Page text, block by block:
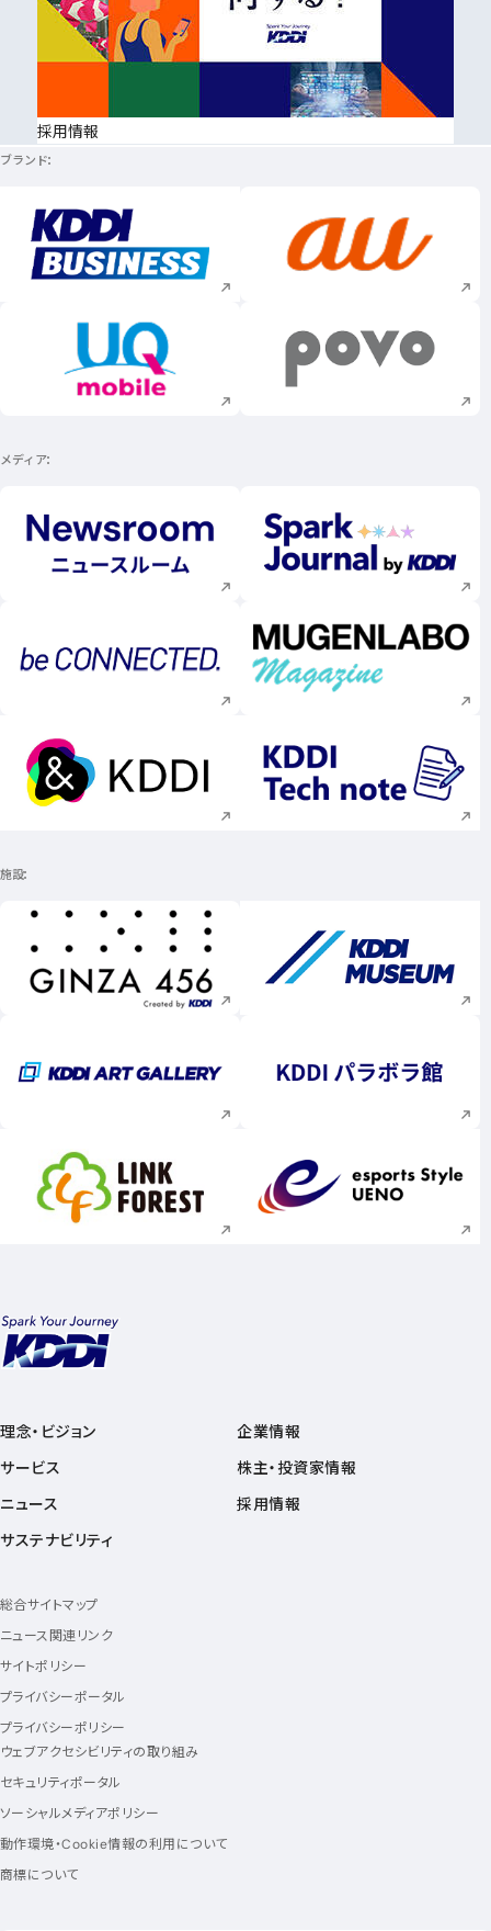
採用情報
ブランド
新規ウィンドウで開く 新規ウィンドウで
新規ウィンドウで開く 新規ウィンドウで
メディア
新規ウィンドウで開く 新規ウィンドウで
新規ウィンドウで開く 新規ウィンドウで
新規ウィンドウで開く 新規ウィンドウで
施設
新規ウィンドウで開く 新規ウィンドウで
新規ウィンドウで開く 新規ウィンドウで
新規ウィンドウで開く 新規ウィンドウで
理念・ビジョン
サービス
ニュース
サステナビリティ
企業情報
株主・投資家情報
採用情報
総合サイトマップ
ニュース関連リンク
サイトポリシー
プライバシーポータル
プライバシーポリシー
ウェブアクセシビリティの取り組み
セキュリティポータル
ソーシャルメディアポリシー
動作環境・Cookie情報の利用について
商標について